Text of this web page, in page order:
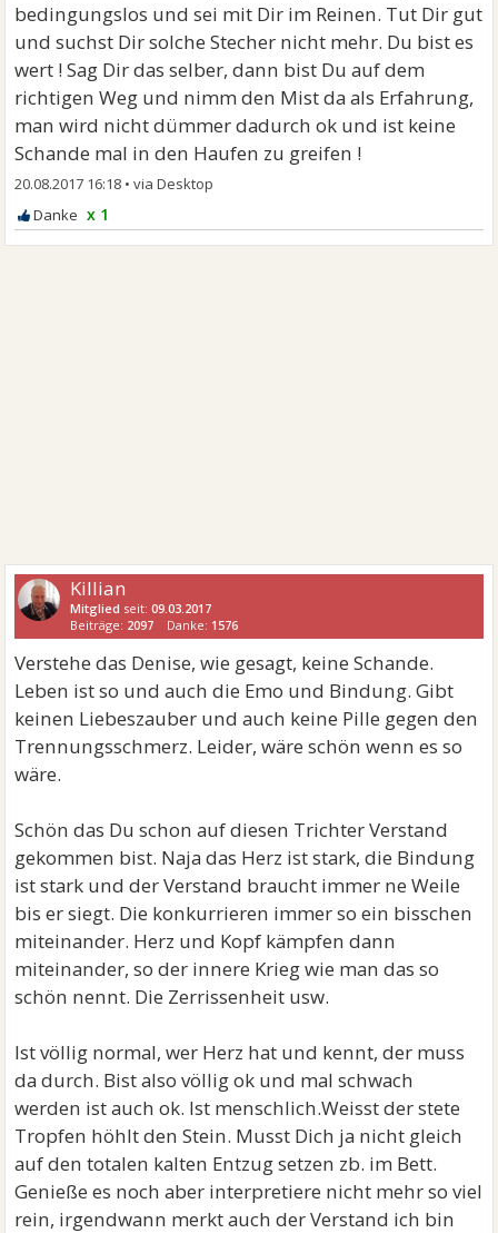
bedingungslos und sei mit Dir im Reinen. Tut Dir gut
und suchst Dir solche Stecher nicht mehr. Du bist es
wert ! Sag Dir das selber, dann bist Du auf dem
richtigen Weg und nimm den Mist da als Erfahrung,
man wird nicht dümmer dadurch ok und ist keine
Schande mal in den Haufen zu greifen !
20.08.2017 16:18 •
x 1
Killian
Mitglied seit:09.03.2017
Beiträge: 2097 Danke: 1576
Verstehe das Denise, wie gesagt, keine Schande.
Leben ist so und auch die Emo und Bindung. Gibt
keinen Liebeszauber und auch keine Pille gegen den
Trennungsschmerz. Leider, wäre schön wenn es so
wäre.
Schön das Du schon auf diesen Trichter Verstand
gekommen bist. Naja das Herz ist stark, die Bindung
ist stark und der Verstand braucht immer ne Weile
bis er siegt. Die konkurrieren immer so ein bisschen
miteinander. Herz und Kopf kämpfen dann
miteinander, so der innere Krieg wie man das so
schön nennt. Die Zerrissenheit usw.
Ist völlig normal, wer Herz hat und kennt, der muss
da durch. Bist also völlig ok und mal schwach
werden ist auch ok. Ist menschlich.Weisst der stete
Tropfen höhlt den Stein. Musst Dich ja nicht gleich
auf den totalen kalten Entzug setzen zb. im Bett.
Genieße es noch aber interpretiere nicht mehr so viel
rein, irgendwann merkt auch der Verstand ich bin